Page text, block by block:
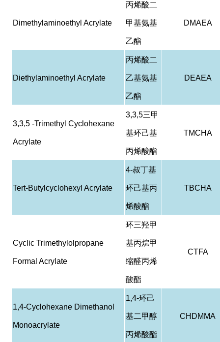
Dimethylaminoethyl Acrylate
丙烯酸二
甲基氨基
乙酯
DMAEA
Diethylaminoethyl Acrylate
丙烯酸二
乙基氨基
乙酯
DEAEA
3,3,5 -Trimethyl Cyclohexane
Acrylate
3,3,5三甲
基环己基
丙烯酸酯
TMCHA
Tert-Butylcyclohexyl Acrylate
4-叔丁基
环己基丙
烯酸酯
TBCHA
Cyclic Trimethylolpropane
Formal Acrylate
环三羟甲
基丙烷甲
缩醛丙烯
酸酯
CTFA
1,4-Cyclohexane Dimethanol
Monoacrylate
1,4-环己
基二甲醇
丙烯酸酯
CHDMMA